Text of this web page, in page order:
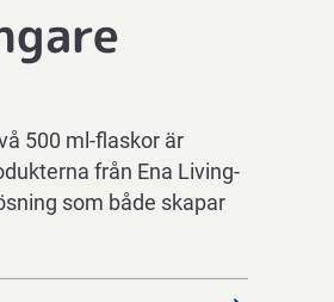
500 ml-flaskor är
från Ena Living-
som både skapar